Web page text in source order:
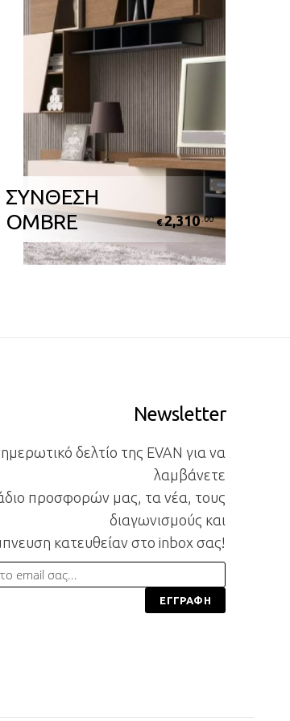
ΣΥΝΘΕΣΗ
OMBRE
€ 2,310.00
Newsletter
δελτίο της EVAN για να
λαμβάνετε
προσφορών μας, τα νέα, τους
διαγωνισμούς και
κατευθείαν στο inbox σας!